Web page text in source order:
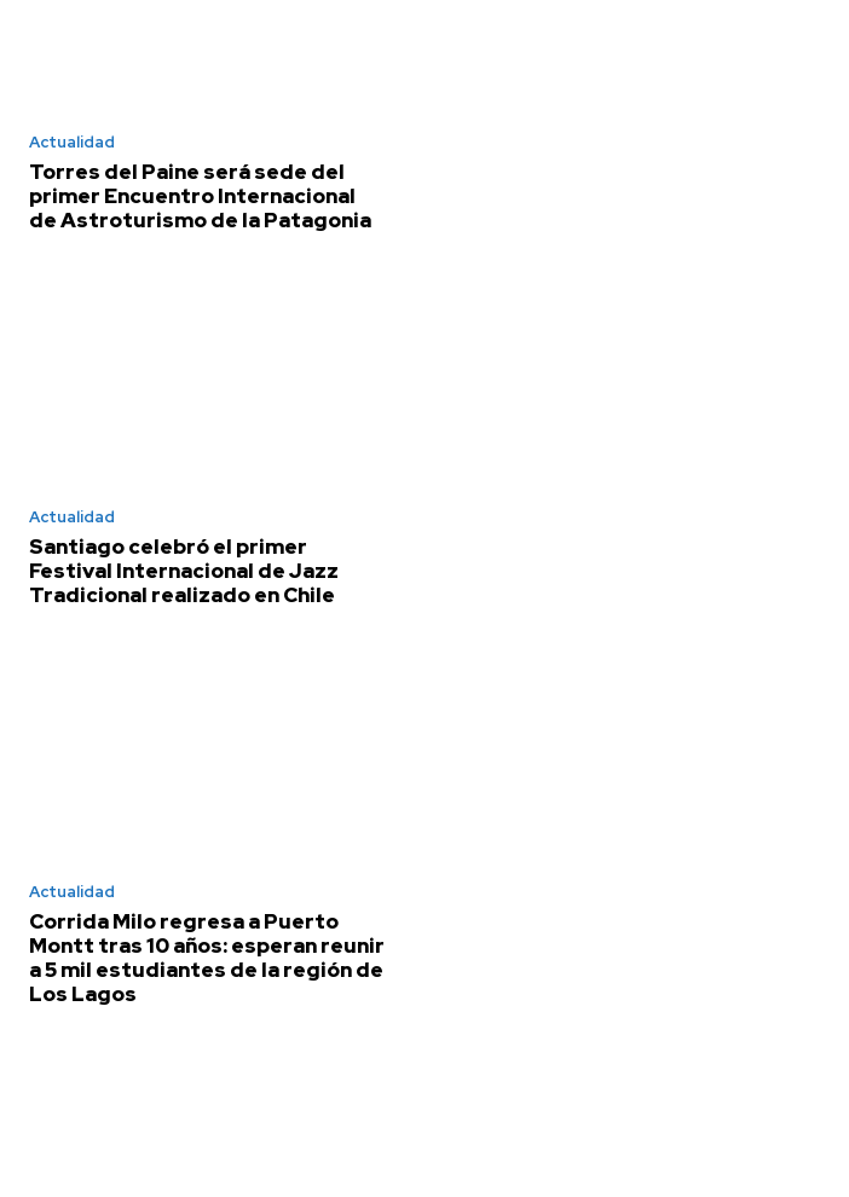
Actualidad
Torres del Paine será sede del
primer Encuentro Internacional
de Astroturismo de la Patagonia
Actualidad
Santiago celebró el primer
Festival Internacional de Jazz
Tradicional realizado en Chile
Actualidad
Corrida Milo regresa a Puerto
Montt tras 10 años: esperan reunir
a 5 mil estudiantes de la región de
Los Lagos